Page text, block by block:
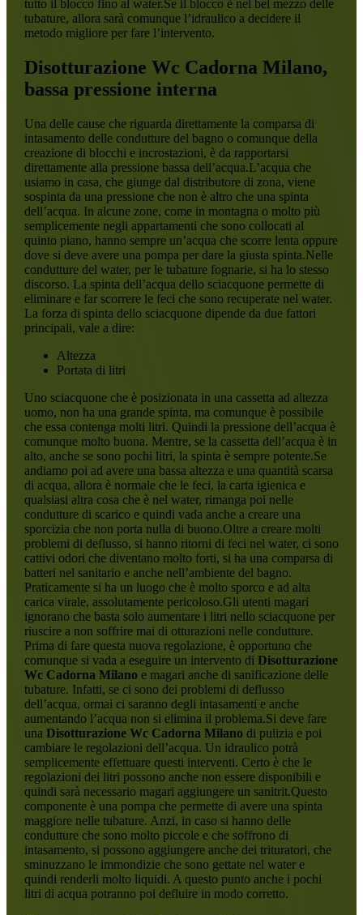
tutto il blocco fino al water.Se il blocco è nel bel mezzo delle
tubature, allora sarà comunque l’idraulico a decidere il
metodo migliore per fare l’intervento.
Disotturazione Wc Cadorna Milano,
bassa pressione interna
Una delle cause che riguarda direttamente la comparsa di
intasamento delle condutture del bagno o comunque della
creazione di blocchi e incrostazioni, è da rapportarsi
direttamente alla pressione bassa dell’acqua.L’acqua che
usiamo in casa, che giunge dal distributore di zona, viene
sospinta da una pressione che non è altro che una spinta
dell’acqua. In alcune zone, come in montagna o molto più
semplicemente negli appartamenti che sono collocati al
quinto piano, hanno sempre un’acqua che scorre lenta oppure
dove si deve avere una pompa per dare la giusta spinta.Nelle
condutture del water, per le tubature fognarie, si ha lo stesso
discorso. La spinta dell’acqua dello sciacquone permette di
eliminare e far scorrere le feci che sono recuperate nel water.
La forza di spinta dello sciacquone dipende da due fattori
principali, vale a dire:
Altezza
Portata di litri
Uno sciacquone che è posizionata in una cassetta ad altezza
uomo, non ha una grande spinta, ma comunque è possibile
che essa contenga molti litri. Quindi la pressione dell’acqua è
comunque molto buona. Mentre, se la cassetta dell’acqua è in
alto, anche se sono pochi litri, la spinta è sempre potente.Se
andiamo poi ad avere una bassa altezza e una quantità scarsa
di acqua, allora è normale che le feci, la carta igienica e
qualsiasi altra cosa che è nel water, rimanga poi nelle
condutture di scarico e quindi vada anche a creare una
sporcizia che non porta nulla di buono.Oltre a creare molti
problemi di deflusso, si hanno ritorni di feci nel water, ci sono
cattivi odori che diventano molto forti, si ha una comparsa di
batteri nel sanitario e anche nell’ambiente del bagno.
Praticamente si ha un luogo che è molto sporco e ad alta
carica virale, assolutamente pericoloso.Gli utenti magari
ignorano che basta solo aumentare i litri nello sciacquone per
riuscire a non soffrire mai di otturazioni nelle condutture.
Prima di fare questa nuova regolazione, è opportuno che
comunque si vada a eseguire un intervento di Disotturazione
Wc Cadorna Milanoe magari anche di sanificazione delle
tubature. Infatti, se ci sono dei problemi di deflusso
dell’acqua, ormai ci saranno degli intasamenti e anche
aumentando l’acqua non si elimina il problema.Si deve fare
una Disotturazione Wc Cadorna Milanodi pulizia e poi
cambiare le regolazioni dell’acqua. Un idraulico potrà
semplicemente effettuare questi interventi. Certo è che le
regolazioni dei litri possono anche non essere disponibili e
quindi sarà necessario magari aggiungere un sanitrit.Questo
componente è una pompa che permette di avere una spinta
maggiore nelle tubature. Anzi, in caso si hanno delle
condutture che sono molto piccole e che soffrono di
intasamento, si possono aggiungere anche dei trituratori, che
sminuzzano le immondizie che sono gettate nel water e
quindi renderli molto liquidi. A questo punto anche i pochi
litri di acqua potranno poi defluire in modo corretto.